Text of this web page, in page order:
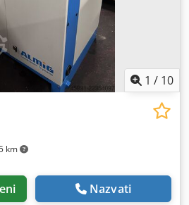
1 / 10
km
Nazvati